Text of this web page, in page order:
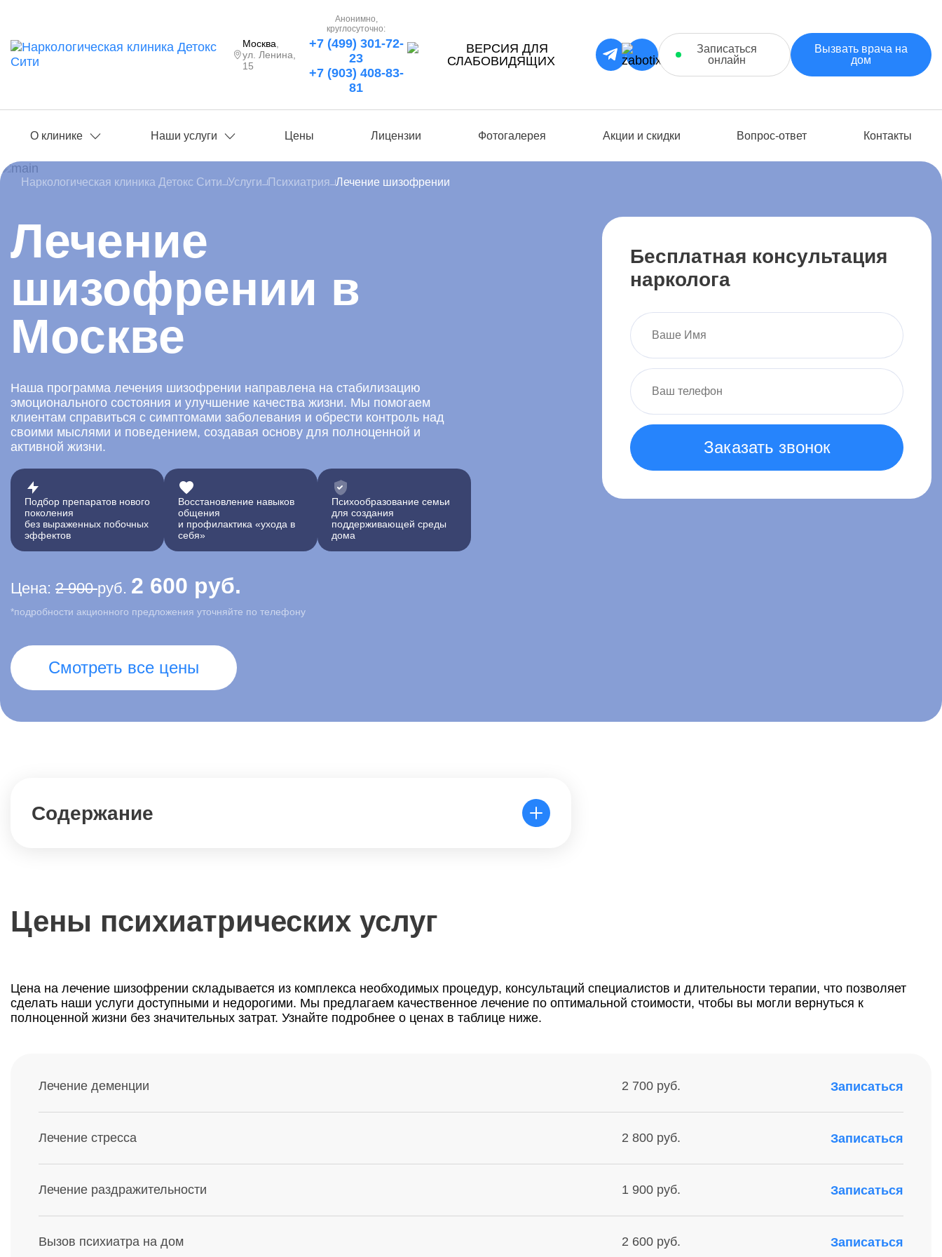
Москва
ул. Ленина,
15
Анонимно,
круглосуточно:
+7 (499) 301-72-
23
+7 (903) 408-83-
81
Записаться
онлайн
Вызвать врача на
дом
О клинике Наши услуги Цены Лицензии Фотогалерея Акции и скидки Вопрос-ответ Контакты
Наркологическая клиника Детокс Сити Услуги Психиатрия Лечение шизофрении
Лечение
шизофрении в
Москве
Наша программа лечения шизофрении направлена на стабилизацию
эмоционального состояния и улучшение качества жизни. Мы помогаем
клиентам справиться с симптомами заболевания и обрести контроль над
своими мыслями и поведением, создавая основу для полноценной и
активной жизни.
Подбор препаратов нового
поколения
без выраженных побочных
эффектов
Восстановление навыков
общения
и профилактика «ухода в
себя»
Психообразование семьи
для создания
поддерживающей среды
дома
Цена: 2 900руб. 2 600 руб.
*подробности акционного предложения уточняйте по телефону
Смотреть все цены
Бесплатная консультация
нарколога
Заказать звонок
Содержание
Цены психиатрических услуг
Цена на лечение шизофрении складывается из комплекса необходимых процедур, консультаций специалистов и длительности терапии, что позволяет
сделать наши услуги доступными и недорогими. Мы предлагаем качественное лечение по оптимальной стоимости, чтобы вы могли вернуться к
полноценной жизни без значительных затрат. Узнайте подробнее о ценах в таблице ниже.
Лечение деменции 2 700 руб. Записаться
Лечение стресса 2 800 руб. Записаться
Лечение раздражительности 1 900 руб. Записаться
Вызов психиатра на дом 2 600 руб. Записаться